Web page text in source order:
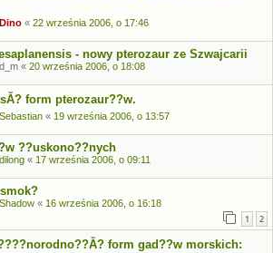
Dino « 22 września 2006, o 17:46
- nowy pterozaur ze Szwajcarii
d_m « 20 września 2006, o 18:08
form pterozaur??w.
Sebastian « 19 września 2006, o 13:57
??uskono??nych
dilong « 17 września 2006, o 09:11
Shadow « 16 września 2006, o 16:18
1 2
form gad??w morskich: